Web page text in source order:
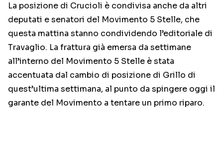
La posizione di Crucioli è condivisa anche da altri
deputati e senatori del Movimento 5 Stelle, che
questa mattina stanno condividendo l’editoriale di
Travaglio. La frattura già emersa da settimane
all’interno del Movimento 5 Stelle è stata
accentuata dal cambio di posizione di Grillo di
quest’ultima settimana, al punto da spingere oggi il
garante del Movimento a tentare un primo riparo.